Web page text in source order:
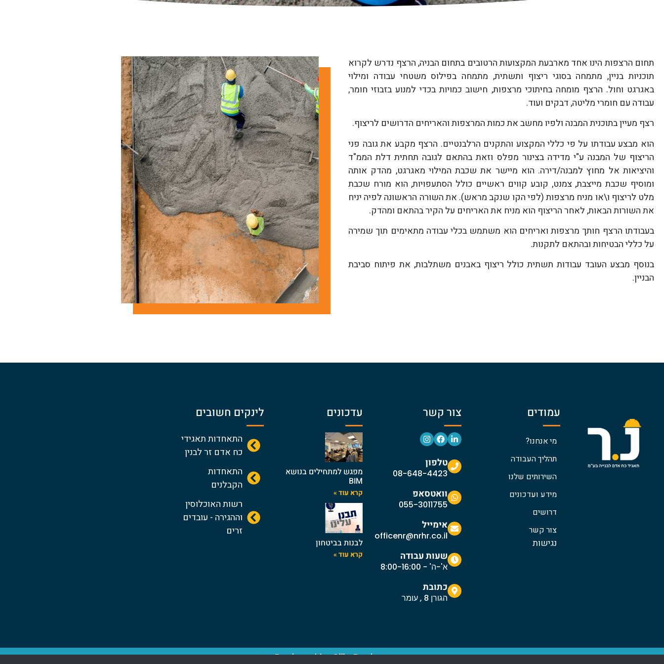
תחום הרצפות הינו אחד מארבעת המקצועות הרטובים בתחום הבניה, הרצף נדרש לקרוא
תוכניות בניין, מתמחה בסוגי ריצוף ותשתית, מתמחה בפילוס משטחי עבודה ומילוי
באגרגט וחול. הרצף מומחה בחיתוכי מרצפות, חישוב כמויות בכדי למנוע בזבוזי חומר,
עבודה עם חומרי מליטה, דבקים ועוד.
רצף מעיין בתוכנית המבנה ולפיו מחשב את כמות המרצפות והאריחים הדרושים לריצוף.
הוא מבצע עבודתו על פי כללי המקצוע והתקנים הרלבנטיים. הרצף מקבע את גובה פני
הריצוף של המבנה ע"י מדידה בצינור מפלס וזאת בהתאם לגובה תחתית דלת הממ"ד
והיציאות אל מחוץ למבנה/דירה. הוא מיישר את שכבת המילוי מאגרגט, מהדק אותה
ומוסיף שכבת מייצבת, צמנט, קובע קווים ראשיים כולל הסתעפויות, הוא מורח שכבת
מלט לריצוף ו\או מניח מרצפות (לפי הקו שנקב מראש). את השורה הראשונה לפיה יניח
את השורות הבאות, לאחר הריצוף הוא מניח את האריחים על הקיר בהתאם ומהדק.
בעבודתו הרצף חותך מרצפות ואריחים הוא משתמש בכלי עבודה מתאימים תוך שמירה
על כללי הבטיחות ובהתאם לתקנות.
בנוסף מבצע העובד עבודות תשתית כולל ריצוף באבנים משתלבות, את פיתוח סביבת
הבניין.
עמודים
מי אנחנו?
תהליך העבודה
השירותים שלנו
מידע ועדכונים
דרושים
צור קשר
נגישות
צור קשר
טלפון
08-648-4423
וואטסאפ
055-3011755
אימייל
officenr@nrhr.co.il
שעות עבודה
א'-ה' - 8:00-16:00
כתובת
הגורן 8 , עומר
עדכונים
מפגש למתחילים בנושא
BIM
קרא עוד »
לבנות בביטחון
קרא עוד »
לינקים חשובים
התאחדות תאגידי
כח אדם זר לבנין
התאחדות
הקבלנים
רשות האוכלוסין
וההגירה - עובדים
זרים
Designed by Silk-Designs